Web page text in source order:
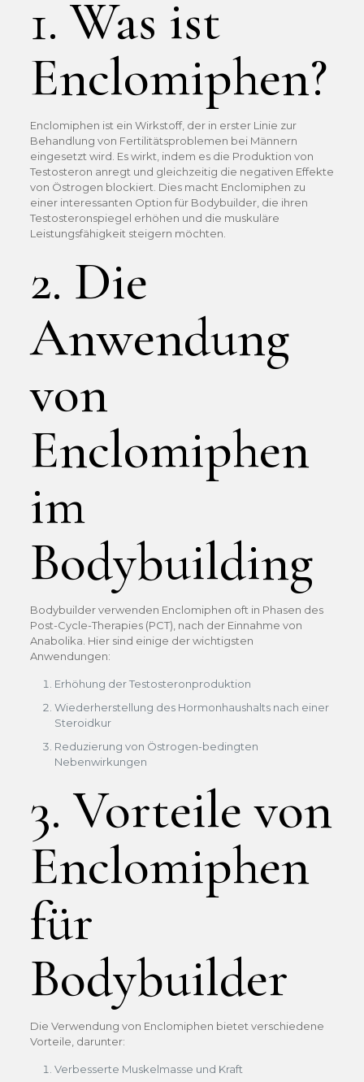
1. Was ist
Enclomiphen?
Enclomiphen ist ein Wirkstoff, der in erster Linie zur
Behandlung von Fertilitätsproblemen bei Männern
eingesetzt wird. Es wirkt, indem es die Produktion von
Testosteron anregt und gleichzeitig die negativen Effekte
von Östrogen blockiert. Dies macht Enclomiphen zu
einer interessanten Option für Bodybuilder, die ihren
Testosteronspiegel erhöhen und die muskuläre
Leistungsfähigkeit steigern möchten.
2. Die
Anwendung
von
Enclomiphen
im
Bodybuilding
Bodybuilder verwenden Enclomiphen oft in Phasen des
Post-Cycle-Therapies (PCT), nach der Einnahme von
Anabolika. Hier sind einige der wichtigsten
Anwendungen:
Erhöhung der Testosteronproduktion
Wiederherstellung des Hormonhaushalts nach einer
Steroidkur
Reduzierung von Östrogen-bedingten
Nebenwirkungen
3. Vorteile von
Enclomiphen
für
Bodybuilder
Die Verwendung von Enclomiphen bietet verschiedene
Vorteile, darunter:
Verbesserte Muskelmasse und Kraft